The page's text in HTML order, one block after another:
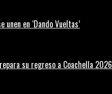
unen en ‘Dando Vueltas’
su regreso a Coachella 2026